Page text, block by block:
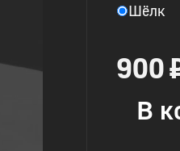
Шёлк
900
В